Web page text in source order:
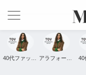
40